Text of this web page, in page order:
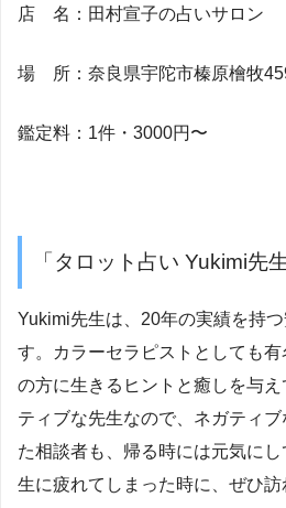
店 名：田村宣子の占いサロン
場 所： 奈良県宇陀市榛原檜牧
鑑定料：1件・3000円〜
「タロット占い Yukimi先生
Yukimi先生は、20年の実績を持
す。カラーセラピストとしても
の方に生きるヒントと癒しを与
ティブな先生なので、ネガティ
た相談者も、帰る時には元気に
生に疲れてしまった時に、ぜひ訪